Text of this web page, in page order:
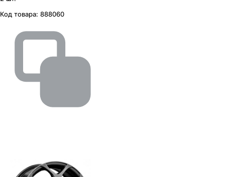
Код товара: 888060